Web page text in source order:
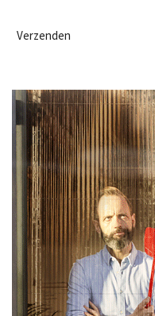
Verzenden